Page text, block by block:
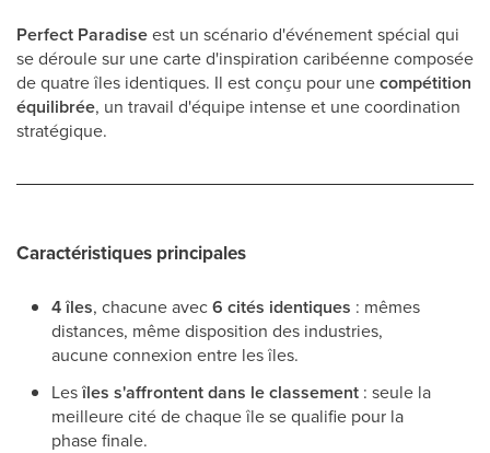
Perfect Paradiseest un scénario d'événement spécial qui
se déroule sur une carte d'inspiration caribéenne composée
de quatre îles identiques. Il est conçu pour unecompétition
équilibrée, un travail d'équipe intense et une coordination
stratégique.
Caractéristiques principales
4 îles, chacune avec6 cités identiques : mêmes
distances, même disposition des industries,
aucune connexion entre les îles.
Lesîles s'affrontent dans le classement : seule la
meilleure cité de chaque île se qualifie pour la
phase finale.